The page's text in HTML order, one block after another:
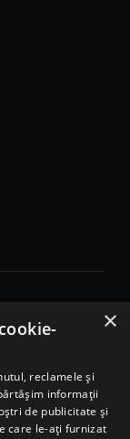
- sediu
×
reclamele și
informații
de publicitate și
care le-ați furnizat